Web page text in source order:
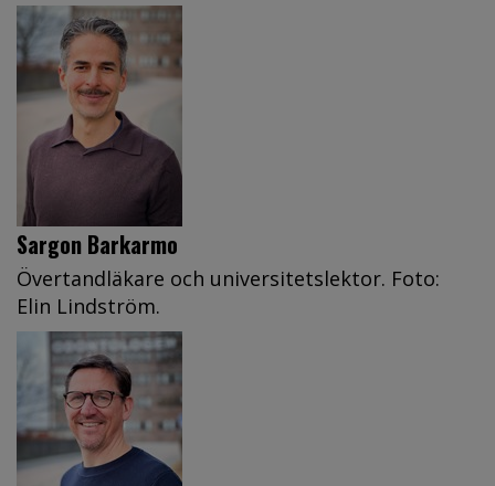
Sargon Barkarmo
Övertandläkare och universitetslektor. Foto:
Elin Lindström.